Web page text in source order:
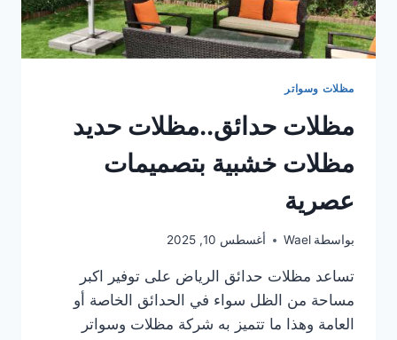
مظلات وسواتر
مظلات حدائق..مظلات حديد
مظلات خشبية بتصميمات
عصرية
بواسطة Wael أغسطس 10, 2025
تساعد مظلات حدائق الرياض على توفير اكبر
مساحة من الظل سواء في الحدائق الخاصة أو
العامة وهذا ما تتميز به شركة مظلات وسواتر